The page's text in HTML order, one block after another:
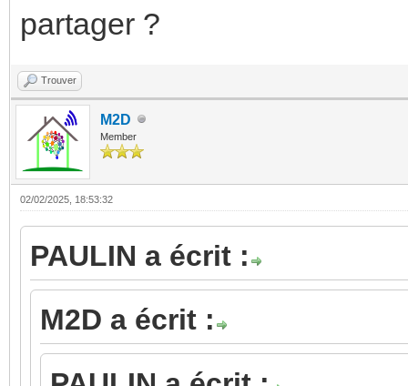
partager ?
Trouver
M2D
Member
02/02/2025, 18:53:32
PAULIN a écrit :
M2D a écrit :